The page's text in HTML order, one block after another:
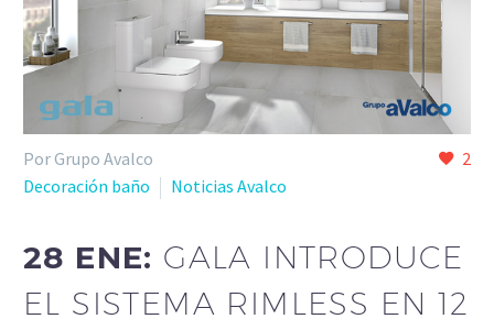
2
Por Grupo Avalco
Decoración baño
Noticias Avalco
28 ENE: GALA INTRODUCE
EL SISTEMA RIMLESS EN 12